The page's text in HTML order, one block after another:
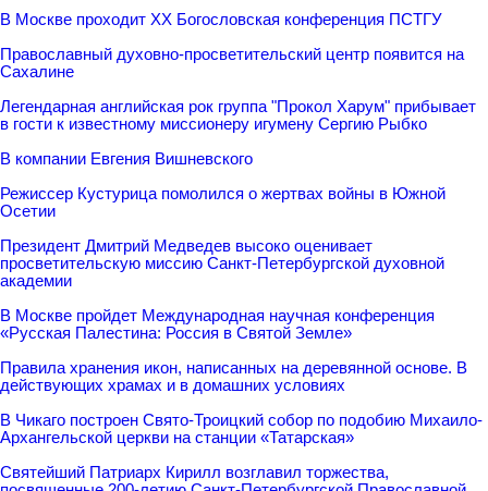
В Москве проходит ХХ Богословская конференция ПСТГУ
Православный духовно-просветительский центр появится на
Сахалине
Легендарная английская рок группа "Прокол Харум" прибывает
в гости к известному миссионеру игумену Сергию Рыбко
В компании Евгения Вишневского
Режиссер Кустурица помолился о жертвах войны в Южной
Осетии
Президент Дмитрий Медведев высоко оценивает
просветительскую миссию Санкт-Петербургской духовной
академии
В Москве пройдет Международная научная конференция
«Русская Палестина: Россия в Святой Земле»
Правила хранения икон, написанных на деревянной основе. В
действующих храмах и в домашних условиях
В Чикаго построен Свято-Троицкий собор по подобию Михаило-
Архангельской церкви на станции «Татарская»
Святейший Патриарх Кирилл возглавил торжества,